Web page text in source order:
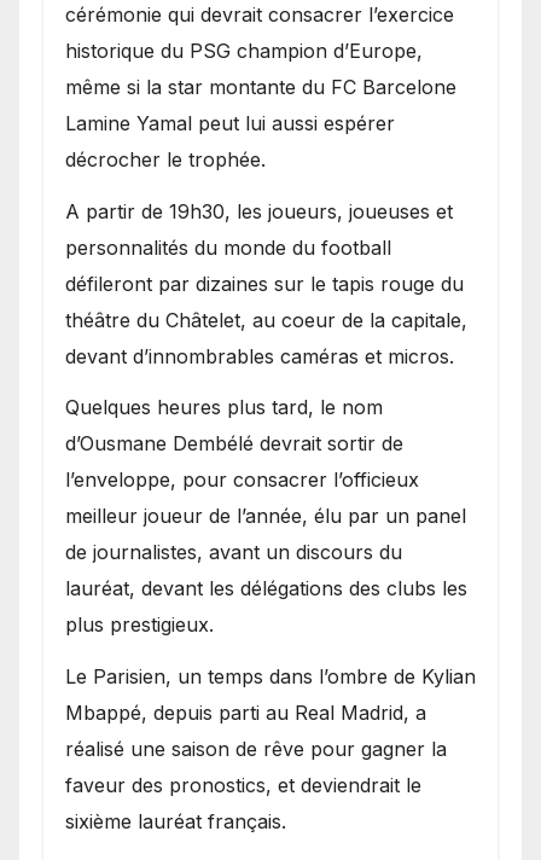
cérémonie qui devrait consacrer l’exercice
historique du PSG champion d’Europe,
même si la star montante du FC Barcelone
Lamine Yamal peut lui aussi espérer
décrocher le trophée.
A partir de 19h30, les joueurs, joueuses et
personnalités du monde du football
défileront par dizaines sur le tapis rouge du
théâtre du Châtelet, au coeur de la capitale,
devant d’innombrables caméras et micros.
Quelques heures plus tard, le nom
d’Ousmane Dembélé devrait sortir de
l’enveloppe, pour consacrer l’officieux
meilleur joueur de l’année, élu par un panel
de journalistes, avant un discours du
lauréat, devant les délégations des clubs les
plus prestigieux.
Le Parisien, un temps dans l’ombre de Kylian
Mbappé, depuis parti au Real Madrid, a
réalisé une saison de rêve pour gagner la
faveur des pronostics, et deviendrait le
sixième lauréat français.